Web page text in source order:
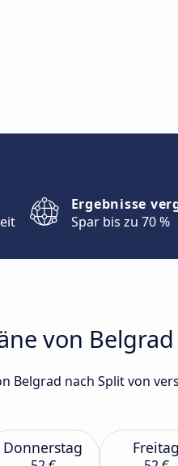
Ergebnisse
Spar bis zu 70 %
von
Belgrad nach Split von
Donnerstag Freitag